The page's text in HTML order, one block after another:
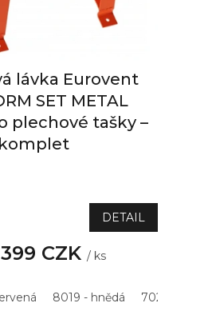
lávka Eurovent
SET METAL
plechové tašky –
komplet
399 CZK / ks
DETAIL
8019 - hnědá 7021 -